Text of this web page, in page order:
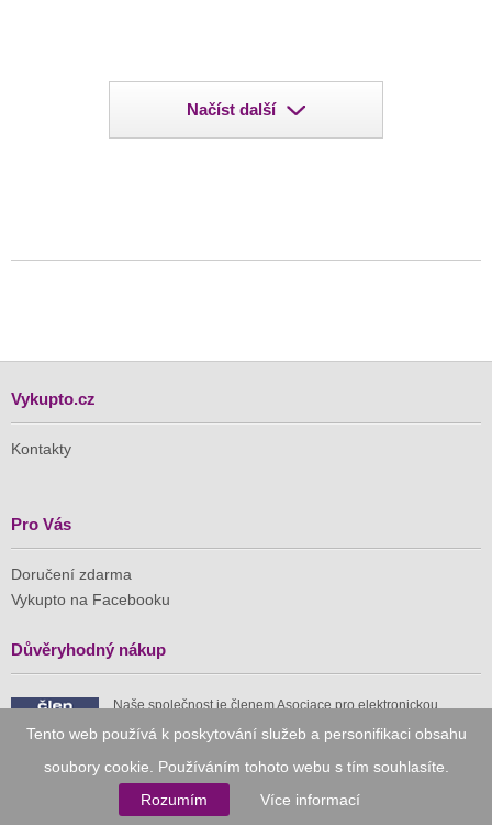
Tento web používá k poskytování služeb a personifikaci obsahu
soubory cookie. Používáním tohoto webu s tím souhlasíte.
Rozumím
Více informací
Načíst další
Vykupto.cz
Kontakty
Pro Vás
Doručení zdarma
Vykupto na Facebooku
Důvěryhodný nákup
Naše společnost je členem Asociace pro elektronickou